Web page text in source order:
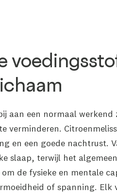
aan een normaal werkend
verminderen.
en een goede nachtrust.
slaap, terwijl het
de fysieke en mentale
of spanning. Elk